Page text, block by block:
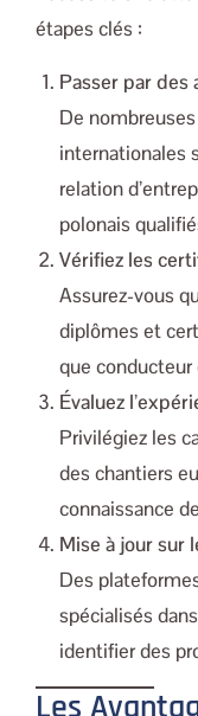
étapes clés :
Passer par des
De
internationales
relation
polonais
Vérifiez les
Assurez-vous
diplômes et
que conducteur
Évaluez
Privilégiez les
des chantiers
connaissance
Mise à jour sur
Des
spécialisés
identifier des